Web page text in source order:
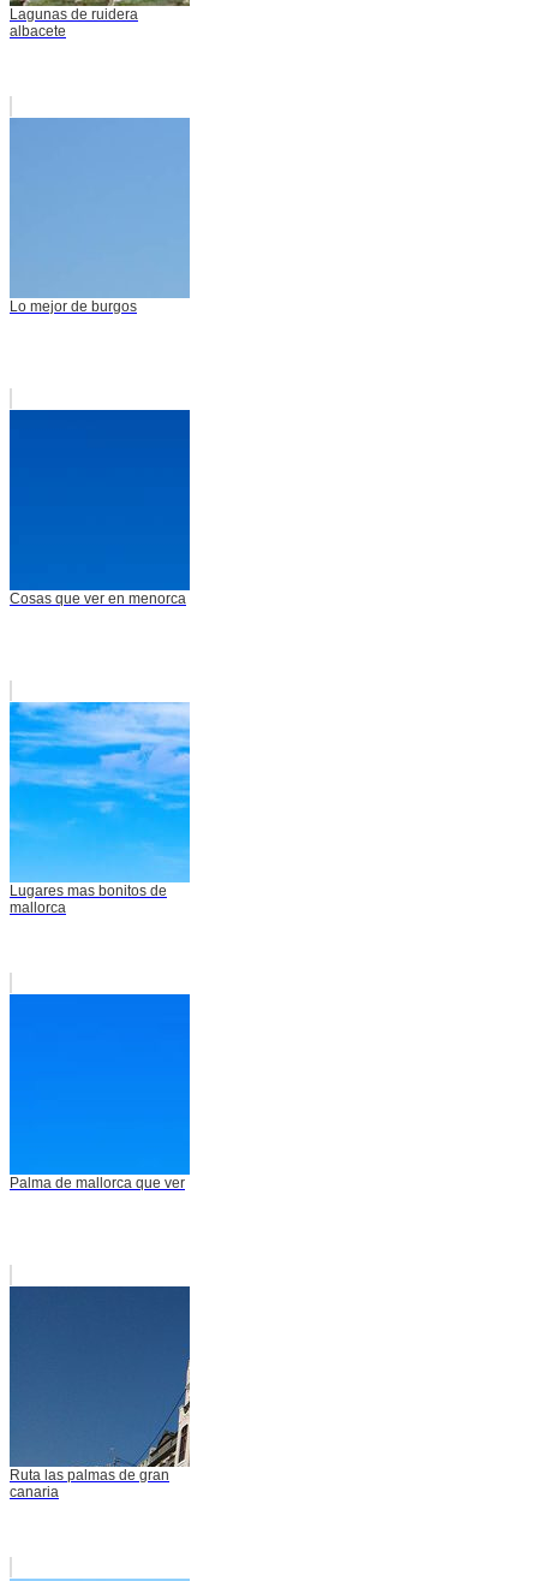
Lagunas de ruidera
albacete
Lo mejor de burgos
Cosas que ver en menorca
Lugares mas bonitos de
mallorca
Palma de mallorca que ver
Ruta las palmas de gran
canaria